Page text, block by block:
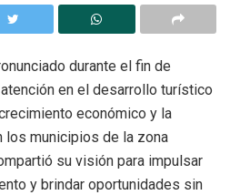
durante el fin de
en el desarrollo turístico
económico y la
los municipios de la zona
su visión para impulsar
y brindar oportunidades sin